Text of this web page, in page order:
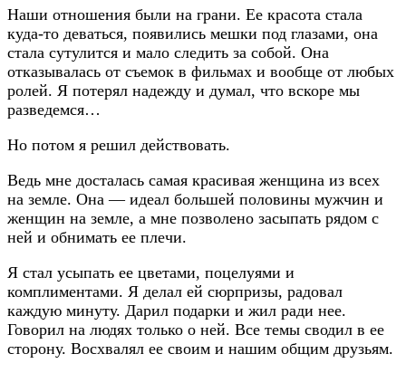
Наши отношения были на грани. Ее красота стала
куда-то деваться, появились мешки под глазами, она
стала сутулится и мало следить за собой. Она
отказывалась от съемок в фильмах и вообще от любых
ролей. Я потерял надежду и думал, что вскоре мы
разведемся…
Но потом я решил действовать.
Ведь мне досталась самая красивая женщина из всех
на земле. Она — идеал большей половины мужчин и
женщин на земле, а мне позволено засыпать рядом с
ней и обнимать ее плечи.
Я стал усыпать ее цветами, поцелуями и
комплиментами. Я делал ей сюрпризы, радовал
каждую минуту. Дарил подарки и жил ради нее.
Говорил на людях только о ней. Все темы сводил в ее
сторону. Восхвалял ее своим и нашим общим друзьям.